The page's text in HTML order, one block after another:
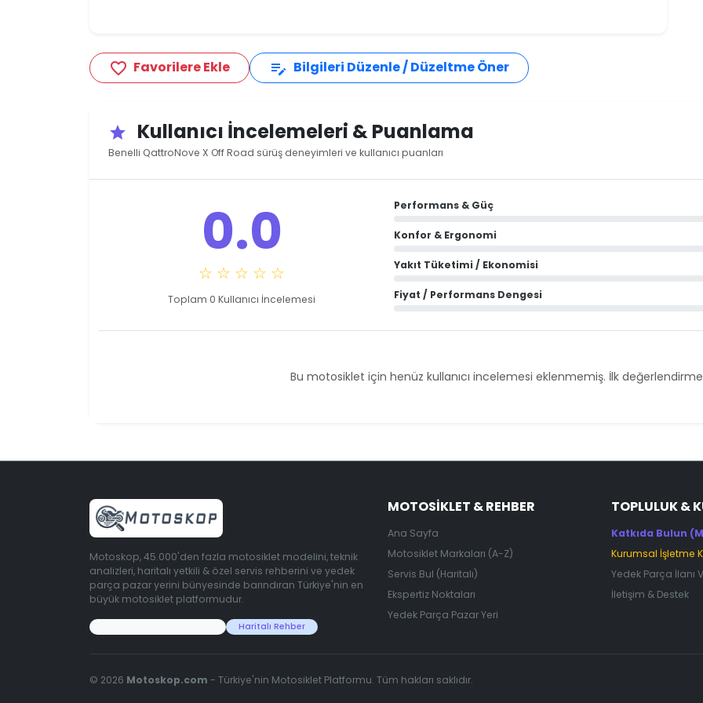
favorite_border Favorilere Ekle edit_note Bilgileri Düzenle / Düzeltme Öner
star Kullanıcı İncelemeleri & Puanlama
Benelli QattroNove X Off Road sürüş deneyimleri ve kullanıcı puanları
0.0
☆ ☆ ☆ ☆ ☆
Toplam 0 Kullanıcı İncelemesi
Performans & Güç
Konfor & Ergonomi
Yakıt Tüketimi / Ekonomisi
Fiyat / Performans Dengesi
Bu motosiklet için henüz kullanıcı incelemesi eklenmemiş. İlk
Motoskop, 45.000'den fazla motosiklet modelini, teknik
analizleri, haritalı yetkili & özel servis rehberini ve yedek
parça pazar yerini bünyesinde barındıran Türkiye'nin en
büyük motosiklet platformudur.
Haritalı Rehber
MOTOSIKLET & REHBER
Ana Sayfa
Motosiklet Markaları (A-Z)
Servis Bul (Haritalı)
Ekspertiz Noktaları
Yedek Parça Pazar Yeri
TOPLULUK &
Katkıda Bulun
Kurumsal İşletme
Yedek Parça İlanı
İletişim & Destek
© 2026 Motoskop.com - Türkiye'nin Motosiklet Platformu. Tüm hakları saklıdır.